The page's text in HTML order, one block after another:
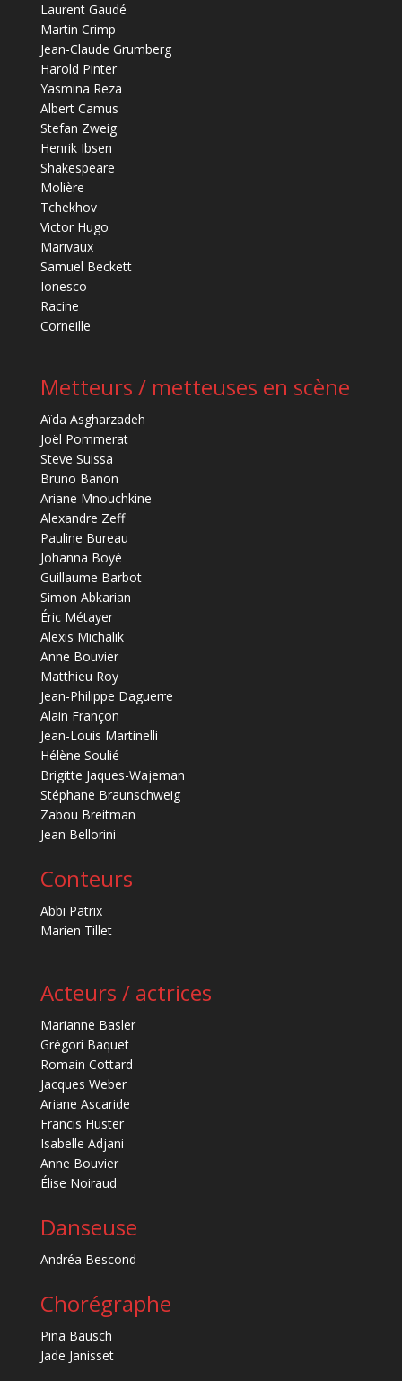
Laurent Gaudé
Martin Crimp
Jean-Claude Grumberg
Harold Pinter
Yasmina Reza
Albert Camus
Stefan Zweig
Henrik Ibsen
Shakespeare
Molière
Tchekhov
Victor Hugo
Marivaux
Samuel Beckett
Ionesco
Racine
Corneille
Metteurs / metteuses en scène
Aïda Asgharzadeh
Joël Pommerat
Steve Suissa
Bruno Banon
Ariane Mnouchkine
Alexandre Zeff
Pauline Bureau
Johanna Boyé
Guillaume Barbot
Simon Abkarian
Éric Métayer
Alexis Michalik
Anne Bouvier
Matthieu Roy
Jean-Philippe Daguerre
Alain Françon
Jean-Louis Martinelli
Hélène Soulié
Brigitte Jaques-Wajeman
Stéphane Braunschweig
Zabou Breitman
Jean Bellorini
Conteurs
Abbi Patrix
Marien Tillet
Acteurs / actrices
Marianne Basler
Grégori Baquet
Romain Cottard
Jacques Weber
Ariane Ascaride
Francis Huster
Isabelle Adjani
Anne Bouvier
Élise Noiraud
Danseuse
Andréa Bescond
Chorégraphe
Pina Bausch
Jade Janisset